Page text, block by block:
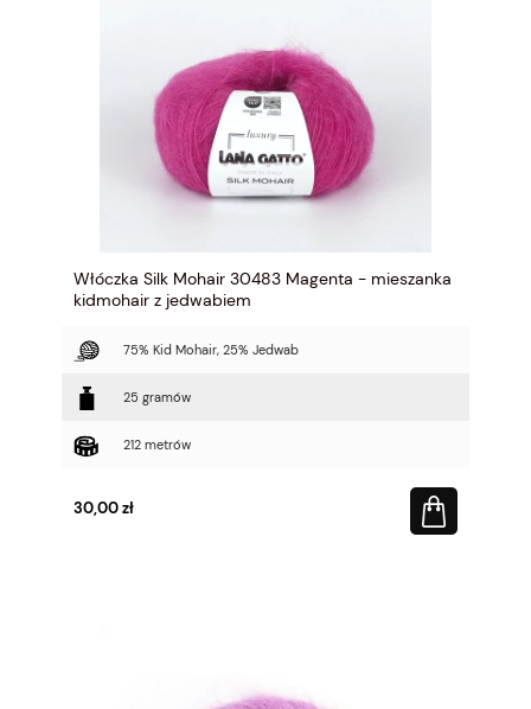
Włóczka Silk Mohair 30483 Magenta - mieszanka
kidmohair z jedwabiem
75% Kid Mohair, 25% Jedwab
25 gramów
212 metrów
30,00 zł